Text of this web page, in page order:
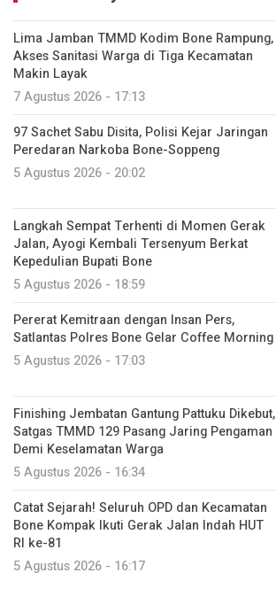
Lima Jamban TMMD Kodim Bone Rampung,
Akses Sanitasi Warga di Tiga Kecamatan
Makin Layak
7 Agustus 2026 - 17:13
97 Sachet Sabu Disita, Polisi Kejar Jaringan
Peredaran Narkoba Bone-Soppeng
5 Agustus 2026 - 20:02
Langkah Sempat Terhenti di Momen Gerak
Jalan, Ayogi Kembali Tersenyum Berkat
Kepedulian Bupati Bone
5 Agustus 2026 - 18:59
Pererat Kemitraan dengan Insan Pers,
Satlantas Polres Bone Gelar Coffee Morning
5 Agustus 2026 - 17:03
Finishing Jembatan Gantung Pattuku Dikebut,
Satgas TMMD 129 Pasang Jaring Pengaman
Demi Keselamatan Warga
5 Agustus 2026 - 16:34
Catat Sejarah! Seluruh OPD dan Kecamatan
Bone Kompak Ikuti Gerak Jalan Indah HUT
RI ke-81
5 Agustus 2026 - 16:17